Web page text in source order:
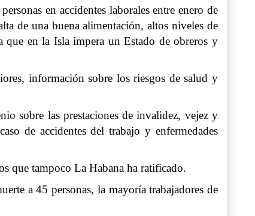
en accidentes laborales entre enero de
de una buena alimentación, altos niveles de
que en la Isla impera un Estado de obreros y
información sobre los riesgos de salud y
sobre las prestaciones de invalidez, vejez y
de accidentes del trabajo y enfermedades
que tampoco La Habana ha ratificado.
a 45 personas, la mayoría trabajadores de